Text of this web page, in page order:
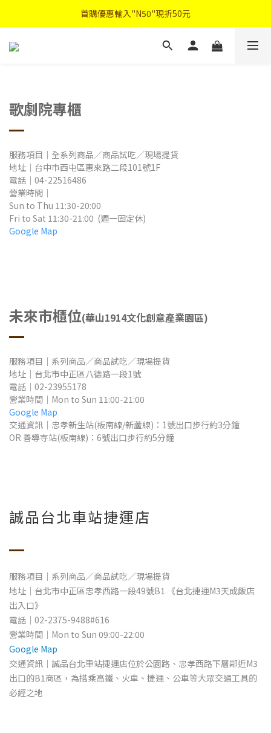
首購優惠輸入"N50"現折50元
首購優惠輸入"N50"現折50元
註冊會員登入"免費領取會員禮"
歌劇院專櫃
服務項目｜全系列商品／商品試吃／現場提貨
地址 ｜ 台中市西屯區惠來路二段101號1F
電話｜04-22516486
營業時間 ｜
Sun to Thu 11:30-20:00
Fri to Sat 11:30-21:00 (週一固定休)
Google Map
未來市櫃位(華山1914文化創意產業園區)
服務項目｜系列商品／商品試吃／現場提貨
地址 ｜ 台北市中正區八德路一段1號
電話｜02-23955178
營業時間 ｜Mon to Sun 11:00-21:00
Google Map
交通資訊｜忠孝新生站(板南線/新蘆線)：1號出口步行約3分鐘
OR 善導寺站(板南線)：6號出口步行約5分鐘
誠品台北車站捷運店
服務項目｜系列商品／商品試吃／現場提貨
地址 ｜台北市中正區忠孝西路一段49號B1 《台北捷運M3天成飯店
出入口》
電話｜ 02-2375-9488#616
營業時間 ｜Mon to Sun 09:00-22:00
Google Map
交通資訊｜誠品台北車站捷運店位於公園路、忠孝西路下層鄰近M3
出口的B1商區，為搭乘高鐵、火車、捷運、公車等大眾交通工具的
必經之地